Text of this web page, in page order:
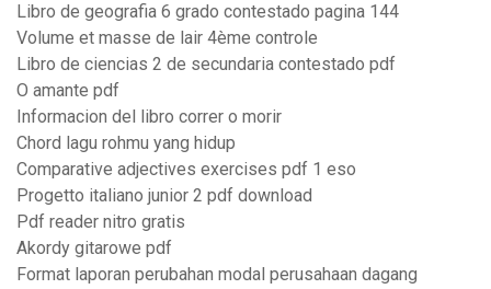
Libro de geografia 6 grado contestado pagina 144
Volume et masse de lair 4ème controle
Libro de ciencias 2 de secundaria contestado pdf
O amante pdf
Informacion del libro correr o morir
Chord lagu rohmu yang hidup
Comparative adjectives exercises pdf 1 eso
Progetto italiano junior 2 pdf download
Pdf reader nitro gratis
Akordy gitarowe pdf
Format laporan perubahan modal perusahaan dagang